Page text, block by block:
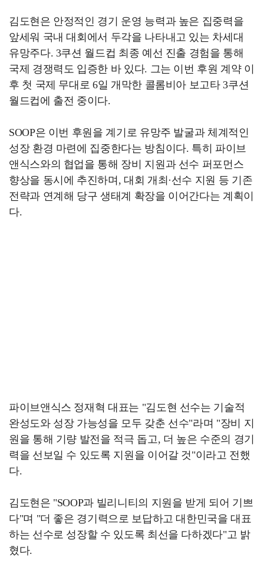
김도현은 안정적인 경기 운영 능력과 높은 집중력을
앞세워 국내 대회에서 두각을 나타내고 있는 차세대
유망주다. 3쿠션 월드컵 최종 예선 진출 경험을 통해
국제 경쟁력도 입증한 바 있다. 그는 이번 후원 계약 이
후 첫 국제 무대로 6일 개막한 콜롬비아 보고타 3쿠션
월드컵에 출전 중이다.
SOOP은 이번 후원을 계기로 유망주 발굴과 체계적인
성장 환경 마련에 집중한다는 방침이다. 특히 파이브
앤식스와의 협업을 통해 장비 지원과 선수 퍼포먼스
향상을 동시에 추진하며, 대회 개최·선수 지원 등 기존
전략과 연계해 당구 생태계 확장을 이어간다는 계획이
다.
파이브앤식스 정재혁 대표는 "김도현 선수는 기술적
완성도와 성장 가능성을 모두 갖춘 선수"라며 "장비 지
원을 통해 기량 발전을 적극 돕고, 더 높은 수준의 경기
력을 선보일 수 있도록 지원을 이어갈 것"이라고 전했
다.
김도현은 "SOOP과 빌리니티의 지원을 받게 되어 기쁘
다"며 "더 좋은 경기력으로 보답하고 대한민국을 대표
하는 선수로 성장할 수 있도록 최선을 다하겠다"고 밝
혔다.